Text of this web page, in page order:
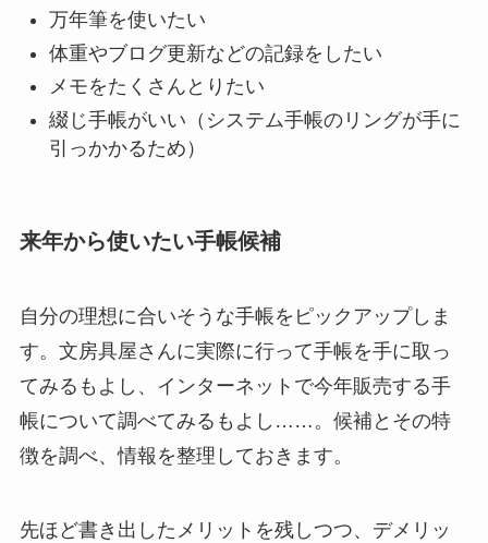
万年筆を使いたい
体重やブログ更新などの記録をしたい
メモをたくさんとりたい
綴じ手帳がいい（システム手帳のリングが手に
引っかかるため）
来年から使いたい手帳候補
自分の理想に合いそうな手帳をピックアップしま
す。文房具屋さんに実際に行って手帳を手に取っ
てみるもよし、インターネットで今年販売する手
帳について調べてみるもよし……。候補とその特
徴を調べ、情報を整理しておきます。
先ほど書き出したメリットを残しつつ、デメリッ